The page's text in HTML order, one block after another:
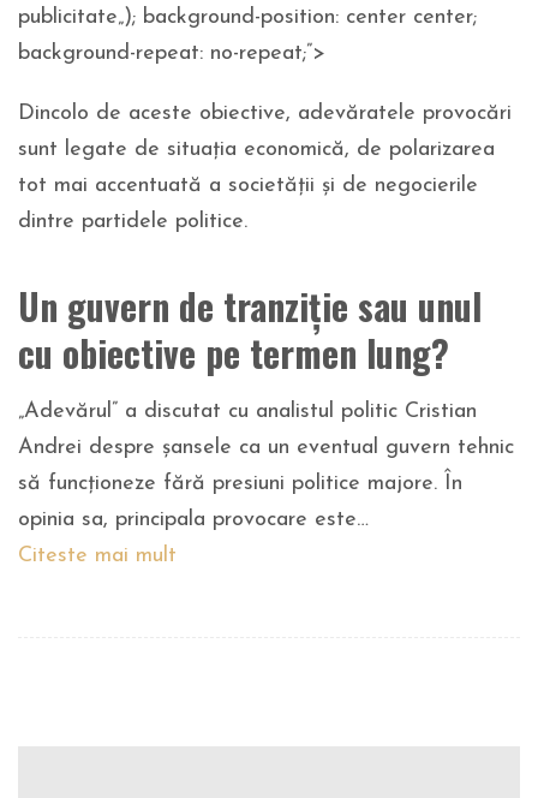
publicitate„); background-position: center center;
background-repeat: no-repeat;”>
Dincolo de aceste obiective, adevăratele provocări
sunt legate de situația economică, de polarizarea
tot mai accentuată a societății și de negocierile
dintre partidele politice.
Un guvern de tranziție sau unul
cu obiective pe termen lung?
„Adevărul” a discutat cu analistul politic Cristian
Andrei despre șansele ca un eventual guvern tehnic
să funcționeze fără presiuni politice majore. În
opinia sa, principala provocare este…
Citeste mai mult